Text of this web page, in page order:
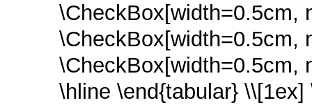
\CheckBox[width=0.5cm,
\CheckBox[width=0.5cm,
\CheckBox[width=0.5cm,
\hline \end{tabular}